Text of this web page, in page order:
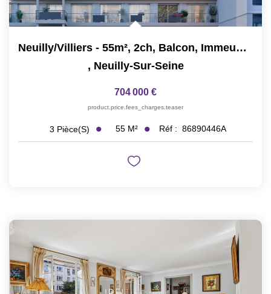
Neuilly/Villiers - 55m², 2ch, Balcon, Immeuble Neuf
, Neuilly-Sur-Seine
704 000 €
product.price.fees_charges.teaser
3 Pièce(s) 55 M² Réf : 86890446A